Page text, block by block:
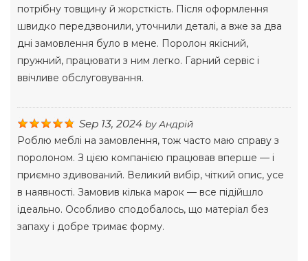
потрібну товщину й жорсткість. Після оформлення
швидко передзвонили, уточнили деталі, а вже за два
дні замовлення було в мене. Поролон якісний,
пружний, працювати з ним легко. Гарний сервіс і
ввічливе обслуговування.
Sep 13, 2024 byАндрій
Роблю меблі на замовлення, тож часто маю справу з
поролоном. З цією компанією працював вперше — і
приємно здивований. Великий вибір, чіткий опис, усе
в наявності. Замовив кілька марок — все підійшло
ідеально. Особливо сподобалось, що матеріал без
запаху і добре тримає форму.